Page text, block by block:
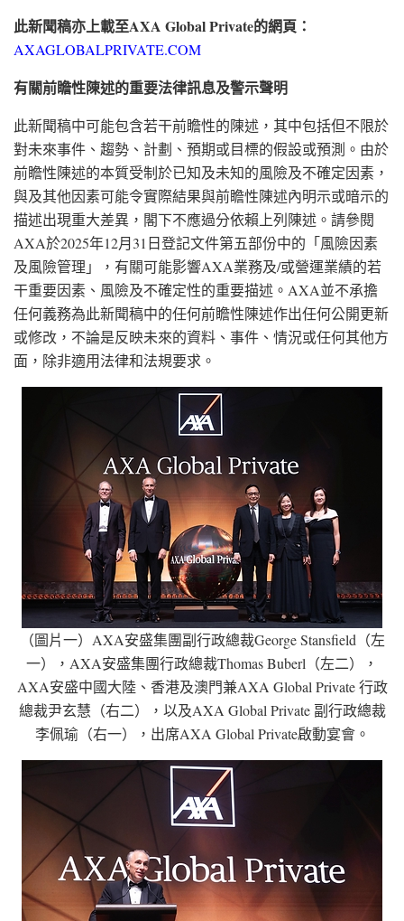
此新聞稿亦上載至AXA Global Private的網頁：
AXAGLOBALPRIVATE.COM
有關前瞻性陳述的重要法律訊息及警示聲明
此新聞稿中可能包含若干前瞻性的陳述，其中包括但不限於
對未來事件、趨勢、計劃、預期或目標的假設或預測。由於
前瞻性陳述的本質受制於已知及未知的風險及不確定因素，
與及其他因素可能令實際結果與前瞻性陳述內明示或暗示的
描述出現重大差異，閣下不應過分依賴上列陳述。請參閱
AXA於2025年12月31日登記文件第五部份中的「風險因素
及風險管理」，有關可能影響AXA業務及/或營運業績的若
干重要因素、風險及不確定性的重要描述。AXA並不承擔
任何義務為此新聞稿中的任何前瞻性陳述作出任何公開更新
或修改，不論是反映未來的資料、事件、情況或任何其他方
面，除非適用法律和法規要求。
（圖片一）AXA安盛集團副行政總裁George Stansfield（左
一），AXA安盛集團行政總裁Thomas Buberl（左二），
AXA安盛中國大陸、香港及澳門兼AXA Global Private 行政
總裁尹玄慧（右二），以及AXA Global Private 副行政總裁
李佩瑜（右一），出席AXA Global Private啟動宴會。